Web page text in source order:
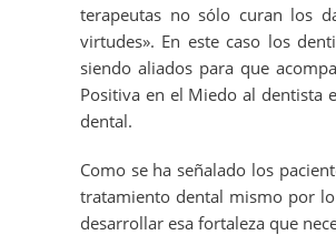
terapeutas no sólo curan los
virtudes». En este caso los
siendo aliados para que
Positiva en el Miedo al dentista
dental.
Como se ha señalado los
tratamiento dental mismo por
desarrollar esa fortaleza que